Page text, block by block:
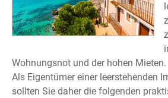
Wohnungsnot und der hohen Mieten.
Als Eigentümer einer leerstehenden
sollten Sie daher die folgenden